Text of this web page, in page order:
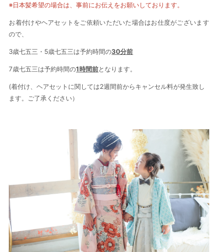
※日本髪希望の場合は、事前にお伝えをお願いしております。
お着付けやヘアセットをご依頼いただいた場合はお仕度がございます
ので、
3歳七五三・5歳七五三は予約時間の30分前
7歳七五三は予約時間の1時間前となります。
(着付け、ヘアセットに関しては2週間前からキャンセル料が発生致し
ます。ご了承ください）